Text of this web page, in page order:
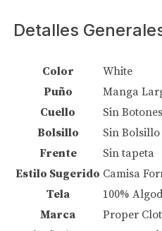
Detalles
Color
White
Puño
Manga
Cuello
Sin
Bolsillo
Sin Bolsillo
Frente
Sin tapeta
Estilo Sugerido Camisa
Tela
100%
Marca
Proper